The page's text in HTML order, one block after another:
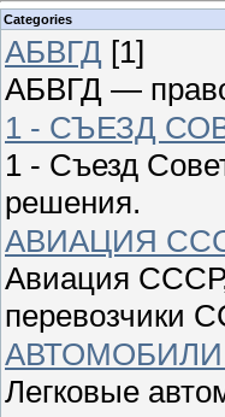
Categories
АБВГД [1]
АБВГД —
1 - СЪЕЗД
1 - Съезд
решения.
АВИАЦИЯ
Авиация
перевозчики
Легковые